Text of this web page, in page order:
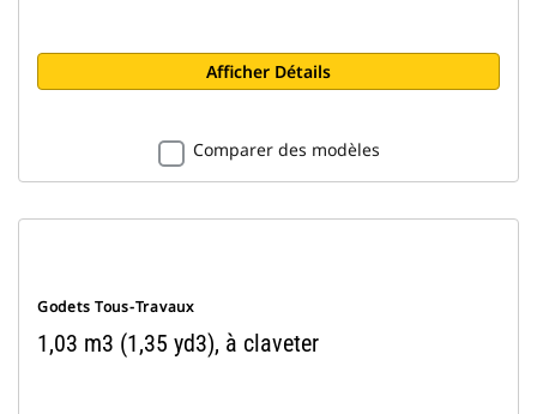
Afficher Détails
Comparer des modèles
Godets Tous-Travaux
1,03 m3 (1,35 yd3), à claveter